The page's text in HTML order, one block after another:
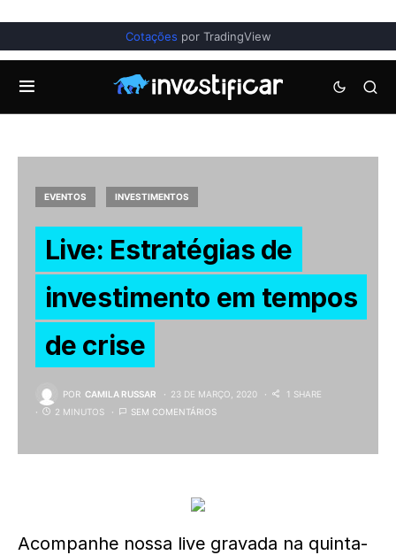
Cotações por TradingView
EVENTOS INVESTIMENTOS
Live: Estratégias de
investimento em tempos
de crise
POR CAMILA RUSSAR 23 DE MARÇO, 2020
1 SHARE
2 MINUTOS
SEM COMENTÁRIOS
Acompanhe nossa live gravada na quinta-